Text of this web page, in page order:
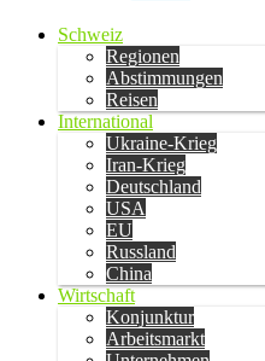
Schweiz
Regionen
Abstimmungen
Reisen
International
Ukraine-Krieg
Iran-Krieg
Deutschland
USA
EU
Russland
China
Wirtschaft
Konjunktur
Arbeitsmarkt